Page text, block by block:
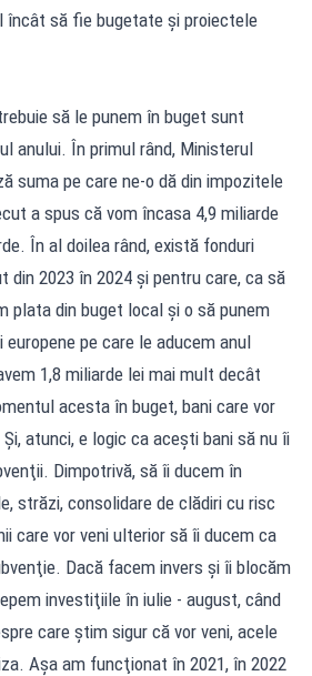
încât să fie bugetate şi proiectele
să le punem în buget sunt
anului. În primul rând, Ministerul
suma pe care ne-o dă din impozitele
a spus că vom încasa 4,9 miliarde
În al doilea rând, există fonduri
din 2023 în 2024 şi pentru care, ca să
plata din buget local şi o să punem
pe care le aducem anul
1,8 miliarde lei mai mult decât
acesta în buget, bani care vor
atunci, e logic ca aceşti bani să nu îi
Dimpotrivă, să îi ducem în
străzi, consolidare de clădiri cu risc
care vor veni ulterior să îi ducem ca
Dacă facem invers şi îi blocăm
investiţiile în iulie - august, când
care ştim sigur că vor veni, acele
Aşa am funcţionat în 2021, în 2022